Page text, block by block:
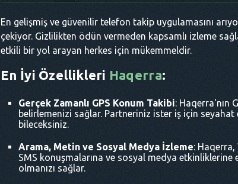
En gelişmiş ve güvenilir telefon takip uygulamasını
çekiyor. Gizlilikten ödün vermeden kapsamlı izleme
etkili bir yol arayan herkes için mükemmeldir.
En İyi Özellikleri Haqerra:
Gerçek Zamanlı GPS Konum Takibi: Haqerra'nın
belirlemenizi sağlar. Partneriniz ister iş için
bileceksiniz.
Arama, Metin ve Sosyal Medya İzleme:
SMS konuşmalarına ve sosyal medya
olmanızı sağlar.